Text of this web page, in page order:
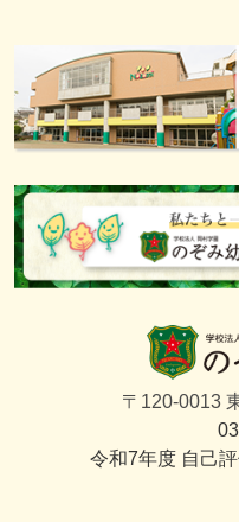
〒120-0013
令和7年度 自己